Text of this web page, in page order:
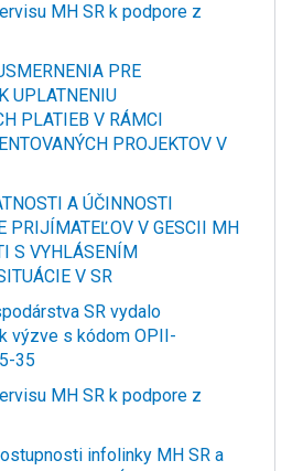
MH SR k podpore z
PRE
UPLATNENIU
PLATIEB V RÁMCI
PROJEKTOV V
A ÚČINNOSTI
PRIJÍMATEĽOV V GESCII MH
S VYHLÁSENÍM
V SR
SR vydalo
výzve s kódom OPII-
35
MH SR k podpore z
infolinky MH SR a